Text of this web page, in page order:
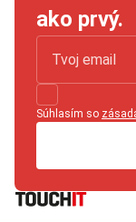
ako prvý.
Súhlasím so